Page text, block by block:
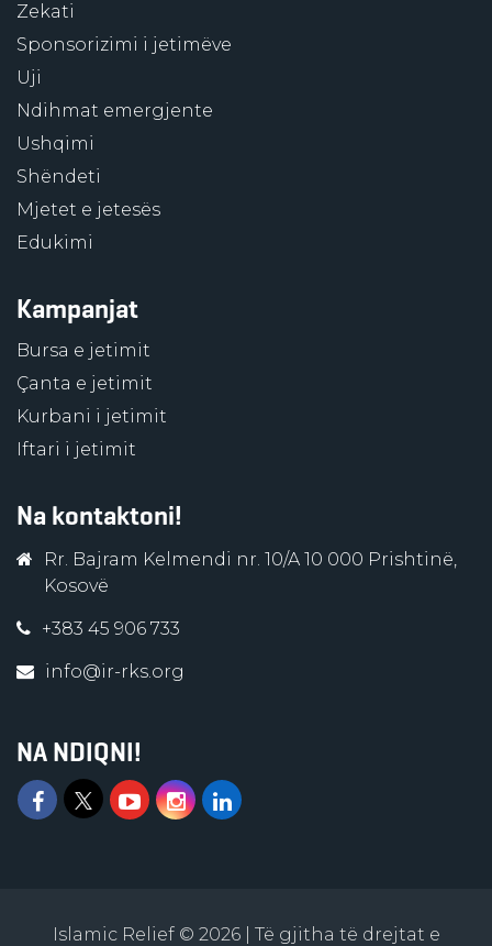
Zekati
Sponsorizimi i jetimëve
Uji
Ndihmat emergjente
Ushqimi
Shëndeti
Mjetet e jetesës
Edukimi
Kampanjat
Bursa e jetimit
Çanta e jetimit
Kurbani i jetimit
Iftari i jetimit
Na kontaktoni!
Rr. Bajram Kelmendi nr. 10/A 10 000 Prishtinë,
Kosovë
+383 45 906 733
info@ir-rks.org
NA NDIQNI!
Islamic Relief © 2026 | Të gjitha të drejtat e